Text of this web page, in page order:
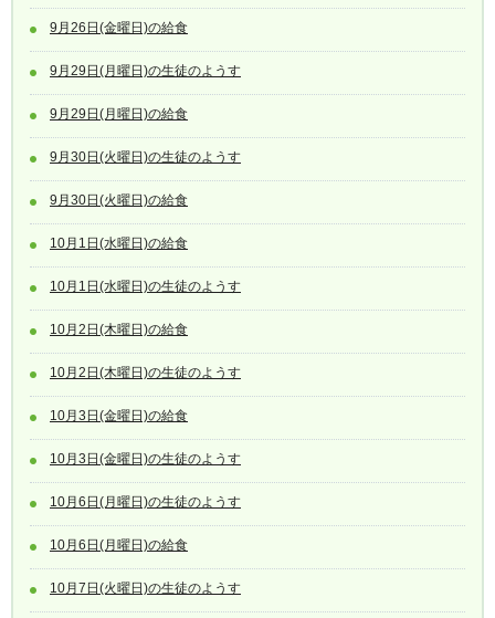
9月26日(金曜日)の給食
9月29日(月曜日)の生徒のようす
9月29日(月曜日)の給食
9月30日(火曜日)の生徒のようす
9月30日(火曜日)の給食
10月1日(水曜日)の給食
10月1日(水曜日)の生徒のようす
10月2日(木曜日)の給食
10月2日(木曜日)の生徒のようす
10月3日(金曜日)の給食
10月3日(金曜日)の生徒のようす
10月6日(月曜日)の生徒のようす
10月6日(月曜日)の給食
10月7日(火曜日)の生徒のようす